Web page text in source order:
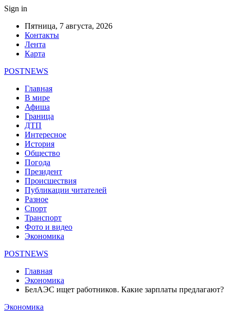
Sign in
Пятница, 7 августа, 2026
Контакты
Лента
Карта
POSTNEWS
Главная
В мире
Афиша
Граница
ДТП
Интересное
История
Общество
Погода
Президент
Происшествия
Публикации читателей
Разное
Спорт
Транспорт
Фото и видео
Экономика
POSTNEWS
Главная
Экономика
БелАЭС ищет работников. Какие зарплаты предлагают?
Экономика